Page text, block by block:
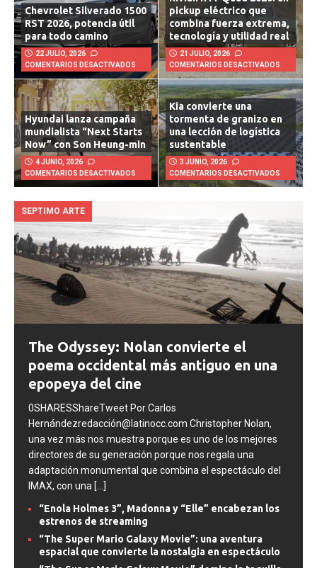
Chevrolet Silverado 1500
RST 2026, potencia útil
para todo camino
22 JULIO, 2026
COMENTARIOS DESACTIVADOS
Rivian R1T Quad 2026: un
pickup eléctrico que
combina fuerza extrema,
tecnología y utilidad real
21 JULIO, 2026
COMENTARIOS DESACTIVADOS
Hyundai lanza campaña
mundialista “Next Starts
Now” con Son Heung-min
4 JUNIO, 2026
COMENTARIOS DESACTIVADOS
Kia convierte una
tormenta de granizo en
una lección de logística
sustentable
3 JUNIO, 2026
COMENTARIOS DESACTIVADOS
SEPTIMO ARTE
The Odyssey: Nolan convierte el
poema occidental más antiguo en una
epopeya del cine
0SHARESShareTweet Por Carlos
Hernándezredacción@latinocc.com Christopher Nolan,
una vez más nos muestra porque es uno de los mejores
directores de su generación porque nos regala una
adaptación monumental que combina el espectáculo del
[...]
“Enola Holmes 3”, Madonna y “Elle” encabezan los
estrenos de streaming
“The Super Mario Galaxy Movie”: una aventura
espacial que convierte la nostalgia en espectáculo